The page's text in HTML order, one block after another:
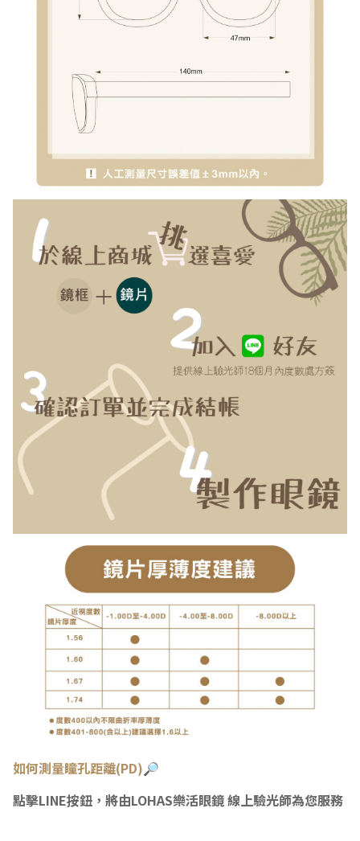
如何測量瞳孔距離(PD)🔎
點擊LINE按鈕，將由LOHAS樂活眼鏡 線上驗光師為您服務